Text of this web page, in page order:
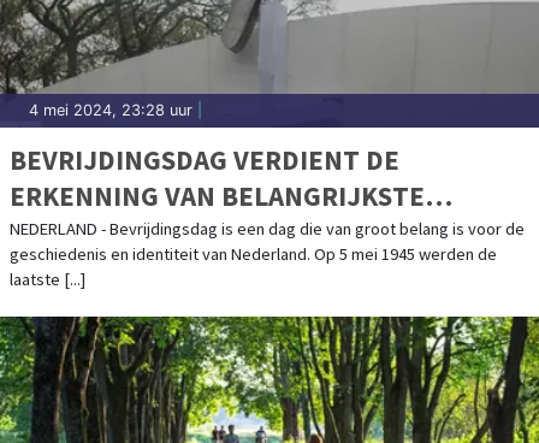
4 mei 2024, 23:28 uur
BEVRIJDINGSDAG VERDIENT DE
ERKENNING VAN BELANGRIJKSTE
FEESTDAG VAN HET JAAR
NEDERLAND - Bevrijdingsdag is een dag die van groot belang is voor de
geschiedenis en identiteit van Nederland. Op 5 mei 1945 werden de
laatste [...]